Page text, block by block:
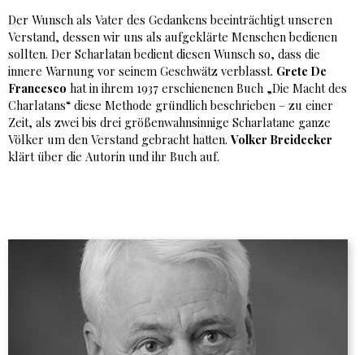
Der Wunsch als Vater des Gedankens beeinträchtigt unseren
Verstand, dessen wir uns als aufgeklärte Menschen bedienen
sollten. Der Scharlatan bedient diesen Wunsch so, dass die
innere Warnung vor seinem Geschwätz verblasst. Grete De
Francesco hat in ihrem 1937 erschienenen Buch „Die Macht des
Charlatans“ diese Methode gründlich beschrieben – zu einer
Zeit, als zwei bis drei größenwahnsinnige Scharlatane ganze
Völker um den Verstand gebracht hatten. Volker Breidecker
klärt über die Autorin und ihr Buch auf.